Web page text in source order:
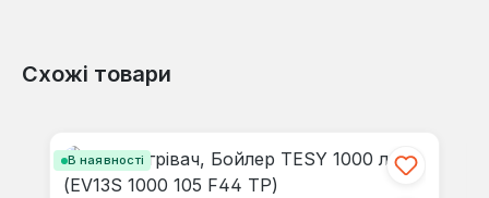
Схожі товари
В наявності